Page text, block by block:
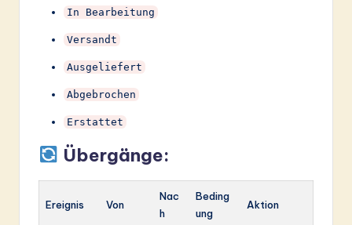
In Bearbeitung
Versandt
Ausgeliefert
Abgebrochen
Erstattet
Übergänge:
Ereignis Von
Nac
h
Beding
ung
Aktion